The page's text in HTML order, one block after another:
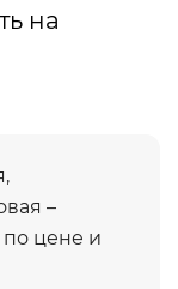
на
–
по цене и